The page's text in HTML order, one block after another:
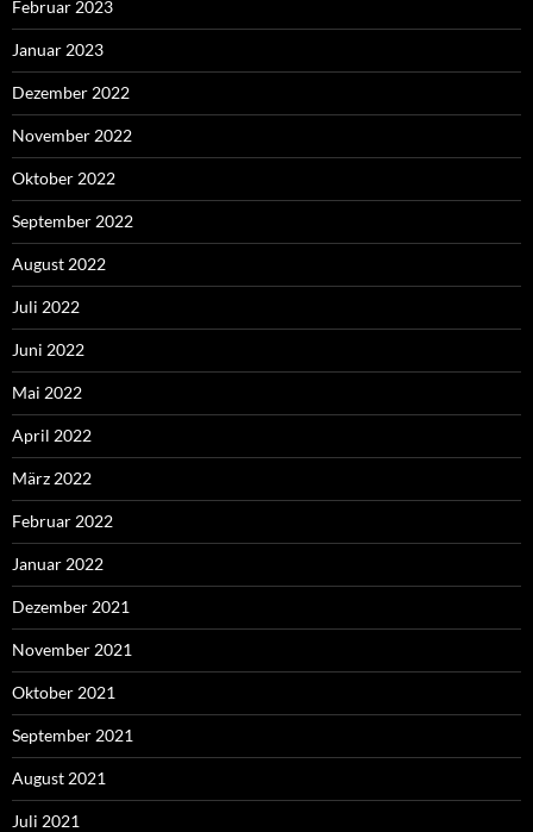
Februar 2023
Januar 2023
Dezember 2022
November 2022
Oktober 2022
September 2022
August 2022
Juli 2022
Juni 2022
Mai 2022
April 2022
März 2022
Februar 2022
Januar 2022
Dezember 2021
November 2021
Oktober 2021
September 2021
August 2021
Juli 2021